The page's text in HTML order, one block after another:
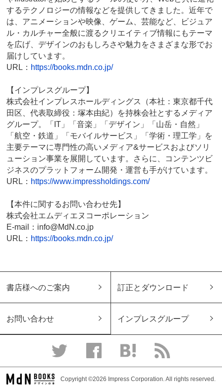
するテクノロジーの情報などを提供してきました。近年で
は、アニメーションや映像、ゲーム、芸能など、ビジュア
ル・カルチャー全般に渡るクリエイティブ情報にもテーマ
を広げ、デザインのおもしろさや魅力をさまざまな形でお
届けしています。
URL： https://books.mdn.co.jp/
【インプレスグループ】
株式会社インプレスホールディングス（本社：東京都千代
田区、代表取締役：塚本由紀）を持株会社とするメディア
グループ。「IT」「音楽」「デザイン」「山岳・自然」
「航空・鉄道」「モバイルサービス」「学術・理工学」を
主要テーマに専門性の高いメディア&サービスおよびソリ
ューション事業を展開しています。さらに、コンテンツビ
ジネスのプラットフォーム開発・運営も手がけています。
URL： https://www.impressholdings.com/
【本件に関するお問い合わせ先】
株式会社エムディエヌコーポレーション
E-mail：info@MdN.co.jp
URL： https://books.mdn.co.jp/
書店様へのご案内 訂正とダウンロード
お問い合わせ インプレスグループ
Copyright ©2026 Impress Corporation. All rights reserved.